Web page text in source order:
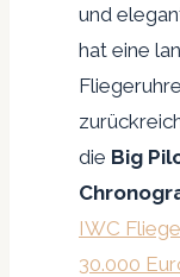
und
hat eine
die Big
IWC
30.000